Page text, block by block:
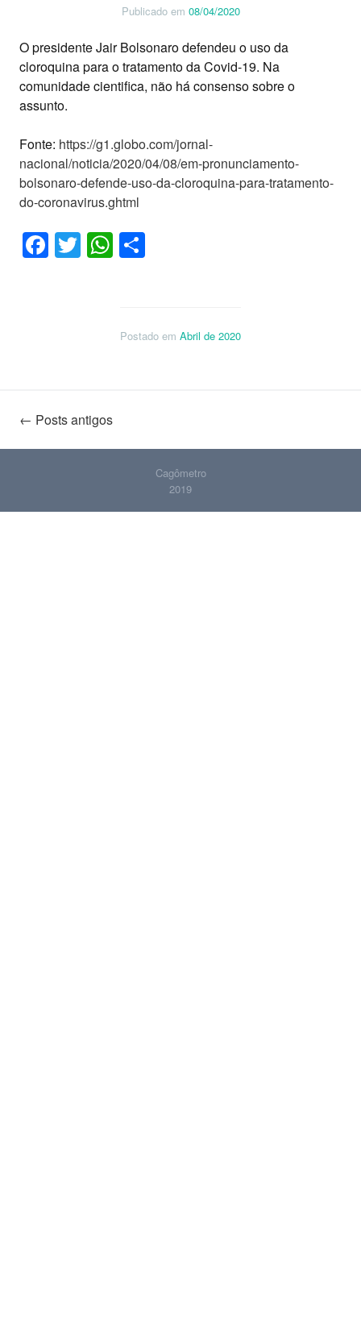
Publicado em 08/04/2020
O presidente Jair Bolsonaro defendeu o uso da
cloroquina para o tratamento da Covid-19. Na
comunidade cientifica, não há consenso sobre o
assunto.
Fonte: https://g1.globo.com/jornal-
nacional/noticia/2020/04/08/em-pronunciamento-
bolsonaro-defende-uso-da-cloroquina-para-tratamento-
do-coronavirus.ghtml
Facebook
TwitterWhatsApp
Postado em Abril de 2020
Navegação
← Posts antigos
Cagômetro
2019